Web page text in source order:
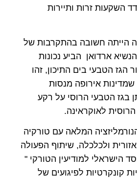
השקעות זרות ותיירות
הייתה חשובה בהתקרבות של
ארדואן הביע נכונות
הגז הטבעי בים התיכון, זהו
שמדינות אירופה מנסות
בגז הטבעי הרוסי על רקע
לאוקראינה.
המלאה עם טורקיה
ולכלכלה, שיתוף הפעולה
הישראלי למודיעין הטורקי "
קונקרטיות לפיגועים של